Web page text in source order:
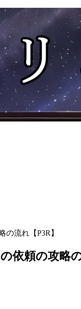
流れ【P3R】
依頼の攻略の